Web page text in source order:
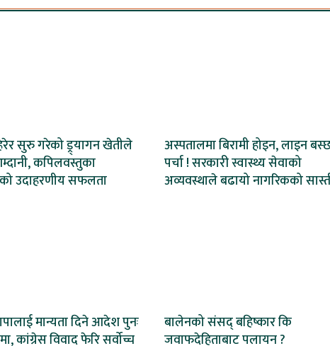
सुरु गरेको ड्र्यागन खेतीले
कपिलवस्तुका
उदाहरणीय सफलता
अस्पतालमा बिरामी होइन, लाइन
पर्चा ! सरकारी स्वास्थ्य सेवाको
अव्यवस्थाले बढायो नागरिकको
मान्यता दिने आदेश पुनः
कांग्रेस विवाद फेरि सर्वोच्च
बालेनको संसद् बहिष्कार कि
जवाफदेहिताबाट पलायन ?